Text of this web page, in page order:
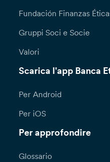
Fundación Finanzas
Gruppi Soci e Socie
Valori
Scarica l'app Banca
Per Android
Per iOS
Per approfondire
Glossario